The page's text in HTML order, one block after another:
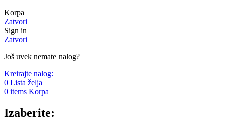
Korpa
Zatvori
Sign in
Zatvori
Još uvek nemate nalog?
Kreirajte nalog:
0 Lista želja
0 items Korpa
Izaberite: